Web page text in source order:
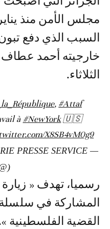
السبب الذي دفع
خارجيته أحمد عطاف
الثلاثاء.
, #Attaf
à #NewYork🇺🇸
X8SB4vM0g9
رسميا، تهدف « زيارة
المشاركة في
القضية الفلسطينية